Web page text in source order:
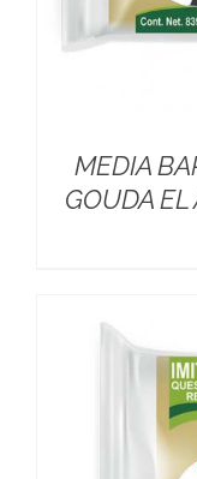
MEDIA
GOUDA